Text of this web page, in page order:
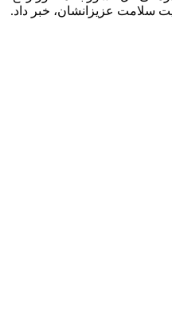
سلامت عزیزانشان، خبر داد.